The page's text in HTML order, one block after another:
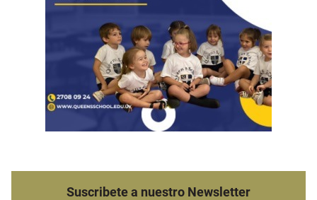
Suscribete a nuestro Newsletter